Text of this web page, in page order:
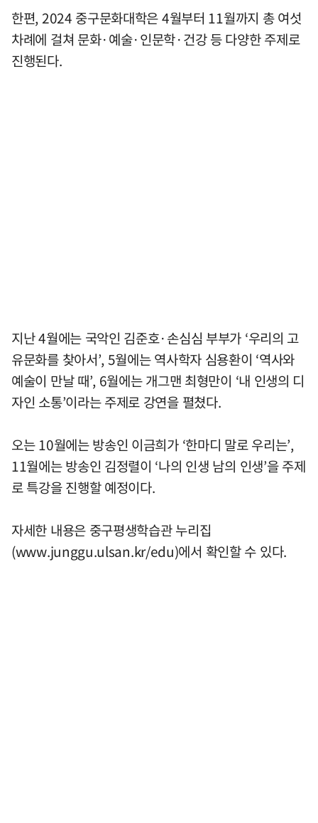
한편, 2024 중구문화대학은 4월부터 11월까지 총 여섯
차례에 걸쳐 문화·예술·인문학·건강 등 다양한 주제로
진행된다.
지난 4월에는 국악인 김준호·손심심 부부가 ‘우리의 고
유문화를 찾아서’, 5월에는 역사학자 심용환이 ‘역사와
예술이 만날 때’, 6월에는 개그맨 최형만이 ‘내 인생의 디
자인 소통’이라는 주제로 강연을 펼쳤다.
오는 10월에는 방송인 이금희가 ‘한마디 말로 우리는’,
11월에는 방송인 김정렬이 ‘나의 인생 남의 인생’을 주제
로 특강을 진행할 예정이다.
자세한 내용은 중구평생학습관 누리집
(www.junggu.ulsan.kr/edu)에서 확인할 수 있다.